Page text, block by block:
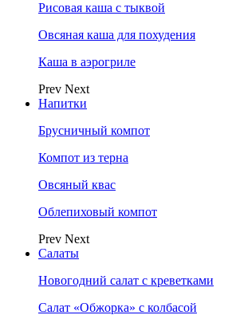
Рисовая каша с тыквой
Овсяная каша для похудения
Каша в аэрогриле
Prev Next
Напитки
Брусничный компот
Компот из терна
Овсяный квас
Облепиховый компот
Prev Next
Салаты
Новогодний салат с креветками
Салат «Обжорка» с колбасой